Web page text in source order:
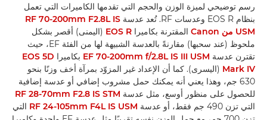
رسم توضيحي لميزة الوزن والحجم التي تقدمها الكاميرات التي تعمل
بنظام EOS R وعدسات RF. تُعد عدسة
RF 70-200mm F2.8L IS
USM من Canon
المقترنة بكاميرا EOS R (اليمنى) أقصر بشكل
ملحوظ (عند سحبها) مقارنةً بالعدسة الشبيهة لها من الفئة EF، حيث
تقترن عدسة EF 70-200mm f/2.8L IS III USM بكاميرا EOS 5D
Mark IV (اليسرى). كما أن الإعداد غير المزوّد بمرآة أخف وزنًا بنحو
630 جم، وهذا يعني أنه يمكنك حمل مشروب إضافي أو عدسة إضافية
للحصول على منظور أوسع، مثل عدسة RF 28-70mm F2.8 IS STM
التي تزن 490 جم فقط، أو عدسة
RF 24-105mm F4L IS USM التي